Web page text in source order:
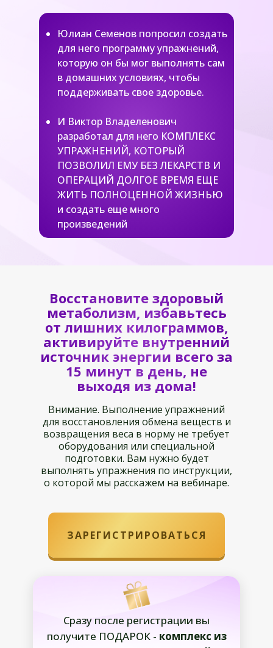
Юлиан Семенов попросил создать
для него программу упражнений,
которую он бы мог выполнять сам
в домашних условиях, чтобы
поддерживать свое здоровье.
И Виктор Владеленович
разработал для него КОМПЛЕКС
УПРАЖНЕНИЙ, КОТОРЫЙ
ПОЗВОЛИЛ ЕМУ БЕЗ ЛЕКАРСТВ И
ОПЕРАЦИЙ ДОЛГОЕ ВРЕМЯ ЕЩЕ
ЖИТЬ ПОЛНОЦЕННОЙ ЖИЗНЬЮ
и создать еще много
произведений
Восстановите здоровый
метаболизм, избавьтесь
от лишних килограммов,
активируйте внутренний
источник энергии всего за
15 минут в день, не
выходя из дома!
Внимание. Выполнение упражнений
для восстановления обмена веществ и
возвращения веса в норму не требует
оборудования или специальной
подготовки. Вам нужно будет
выполнять упражнения по инструкции,
о которой мы расскажем на вебинаре.
ЗАРЕГИСТРИРОВАТЬСЯ
Сразу после регистрации вы
получите ПОДАРОК - комплекс из